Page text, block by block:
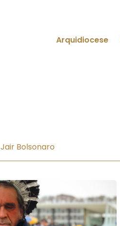
Arquidiocese
Jair Bolsonaro